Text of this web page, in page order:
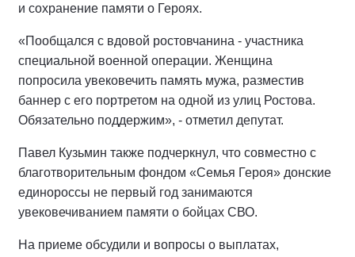
и сохранение памяти о Героях.
«Пообщался с вдовой ростовчанина - участника
специальной военной операции. Женщина
попросила увековечить память мужа, разместив
баннер с его портретом на одной из улиц Ростова.
Обязательно поддержим», - отметил депутат.
Павел Кузьмин также подчеркнул, что совместно с
благотворительным фондом «Семья Героя» донские
единороссы не первый год занимаются
увековечиванием памяти о бойцах СВО.
На приеме обсудили и вопросы о выплатах,